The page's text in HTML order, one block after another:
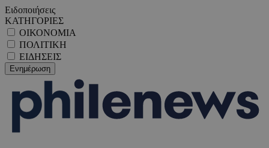
Ειδοποιήσεις
ΚΑΤΗΓΟΡΙΕΣ
ΟΙΚΟΝΟΜΙΑ
ΠΟΛΙΤΙΚΗ
ΕΙΔΗΣΕΙΣ